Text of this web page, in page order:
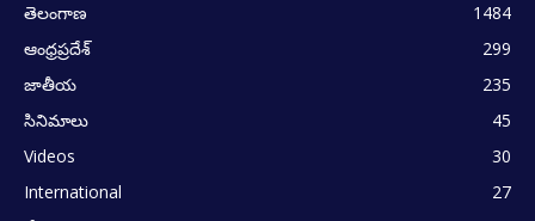
తెలంగాణ
1484
ఆంధ్రప్రదేశ్
299
జాతీయ
235
సినిమాలు
45
Videos
30
International
27